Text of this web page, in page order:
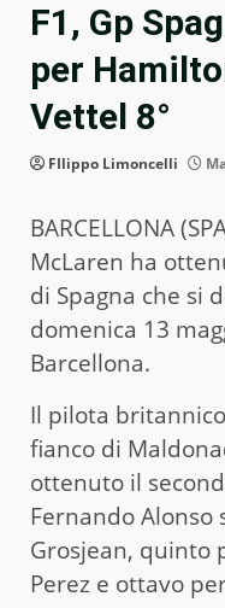
F1, Gp
per
Vettel 8°
FIlippo Limoncelli
BARCELLONA
McLaren ha
di Spagna che si
domenica 13
Barcellona.
Il pilota
fianco di
ottenuto il
Fernando
Grosjean, quinto
Perez e ottavo